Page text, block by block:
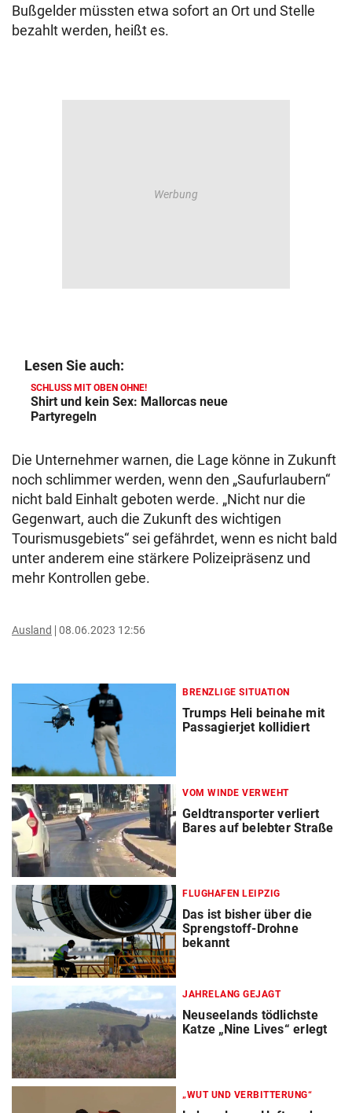
Bußgelder müssten etwa sofort an Ort und Stelle
bezahlt werden, heißt es.
Lesen Sie auch:
SCHLUSS MIT OBEN OHNE!
Shirt und kein Sex: Mallorcas neue
Partyregeln
Die Unternehmer warnen, die Lage könne in Zukunft
noch schlimmer werden, wenn den „Saufurlaubern“
nicht bald Einhalt geboten werde. „Nicht nur die
Gegenwart, auch die Zukunft des wichtigen
Tourismusgebiets“ sei gefährdet, wenn es nicht bald
unter anderem eine stärkere Polizeipräsenz und
mehr Kontrollen gebe.
Ausland 08.06.2023 12:56
BRENZLIGE SITUATION
Trumps Heli beinahe mit
Passagierjet kollidiert
VOM WINDE VERWEHT
Geldtransporter verliert
Bares auf belebter Straße
FLUGHAFEN LEIPZIG
Das ist bisher über die
Sprengstoff-Drohne
bekannt
JAHRELANG GEJAGT
Neuseelands tödlichste
Katze „Nine Lives“ erlegt
„WUT UND VERBITTERUNG“